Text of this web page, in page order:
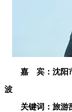
嘉 宾：沈阳市
波
关键词：旅游